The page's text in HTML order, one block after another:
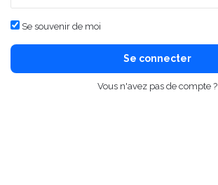
Se souvenir de moi
Se connecter
Vous n'avez pas de compte ?